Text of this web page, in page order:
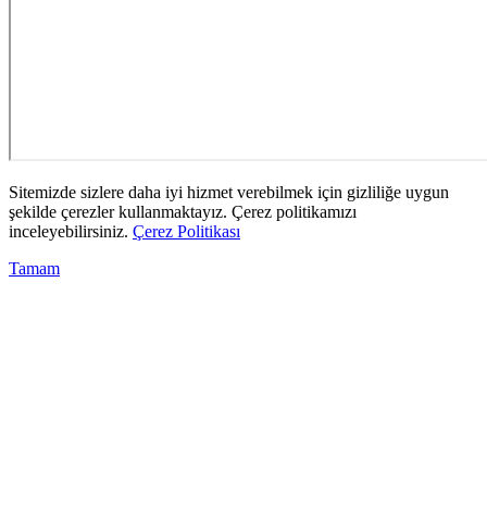
Sitemizde sizlere daha iyi hizmet verebilmek için gizliliğe uygun
şekilde çerezler kullanmaktayız. Çerez politikamızı
inceleyebilirsiniz. Çerez Politikası
Tamam